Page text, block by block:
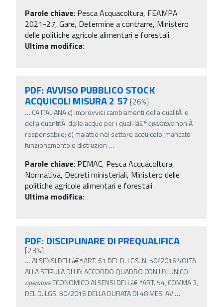
Parole chiave: Pesca Acquacoltura, FEAMPA
2021-27, Gare, Determine a contrarre, Ministero
delle politiche agricole alimentari e forestali
Ultima modifica:
PDF: AVVISO PUBBLICO STOCK
ACQUICOLI MISURA 2 57 [26%]
… CA ITALIANA c) improvvisi cambiamenti della qualitÃ e
della quantitÃ delle acque per i quali lâ€™operatorenon Ã¨
responsabile; d) malattie nel settore acquicolo, mancato
funzionamento o distruzion …
Parole chiave: PEMAC, Pesca Acquacoltura,
Normativa, Decreti ministeriali, Ministero delle
politiche agricole alimentari e forestali
Ultima modifica:
PDF: DISCIPLINARE DI PREQUALIFICA
[23%]
…AI SENSI DELLâ€™ART. 61 DEL D. LGS. N. 50/2016 VOLTA
ALLA STIPULA DI UN ACCORDO QUADRO CON UN UNICO
operatoreECONOMICO AI SENSI DELLâ€™ART. 54, COMMA 3,
DEL D. LGS. 50/2016 DELLA DURATA DI 48 MESI AV…